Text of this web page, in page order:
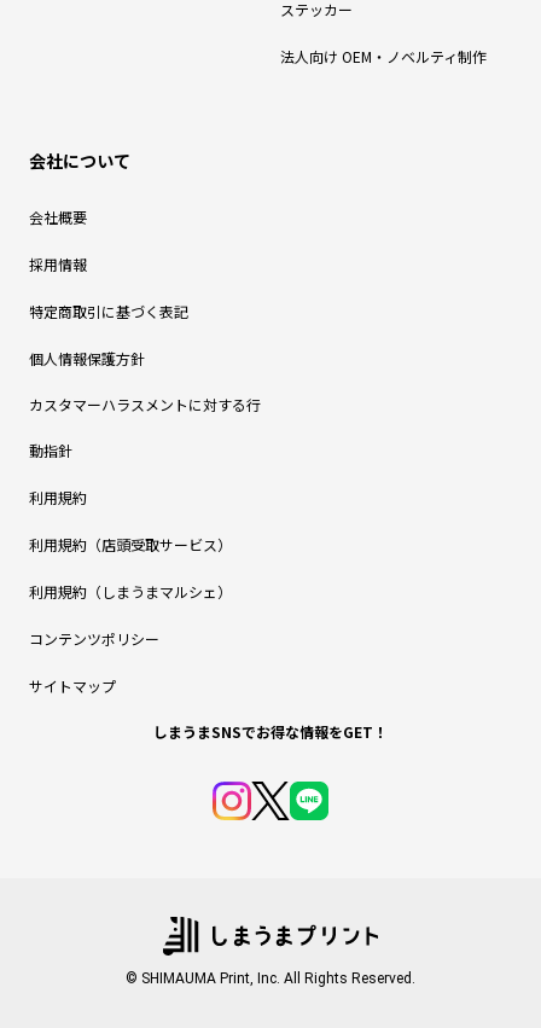
ステッカー
法人向け OEM・ノベルティ制作
会社について
会社概要
採用情報
特定商取引に基づく表記
個人情報保護方針
カスタマーハラスメントに対する行
動指針
利用規約
利用規約（店頭受取サービス）
利用規約（しまうまマルシェ）
コンテンツポリシー
サイトマップ
しまうまSNSでお得な情報をGET！
© SHIMAUMA Print, Inc. All Rights Reserved.